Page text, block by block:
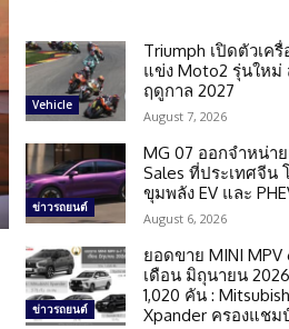
Vehicle
Triumph เปิดตัวเค
แข่ง Moto2 รุ่นใหม่
ฤดูกาล 2027
August 7, 2026
ข่าวรถยนต์
MG 07 ออกจำหน่า
Sales ที่ประเทศจีน
ขุมพลัง EV และ
August 6, 2026
ข่าวรถยนต์
ยอดขาย MINI MPV
เดือน มิถุนายน
1,020 คัน :
Xpander ครองแชม